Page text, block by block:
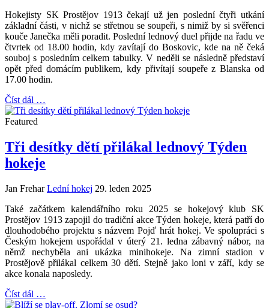
Hokejisty SK Prostějov 1913 čekají už jen poslední čtyři utkání
základní části, v nichž se střetnou se soupeři, s nimiž by si svěřenci
kouče Janečka měli poradit. Poslední lednový duel přijde na řadu ve
čtvrtek od 18.00 hodin, kdy zavítají do Boskovic, kde na ně čeká
souboj s posledním celkem tabulky. V neděli se následně představí
opět před domácím publikem, kdy přivítají soupeře z Blanska od
17.00 hodin.
Číst dál …
Featured
Tři desítky dětí přilákal lednový Týden
hokeje
Jan Frehar Lední hokej 29. leden 2025
Také začátkem kalendářního roku 2025 se hokejový klub SK
Prostějov 1913 zapojil do tradiční akce Týden hokeje, která patří do
dlouhodobého projektu s názvem Pojď hrát hokej. Ve spolupráci s
Českým hokejem uspořádal v úterý 21. ledna zábavný nábor, na
němž nechyběla ani ukázka minihokeje. Na zimní stadion v
Prostějově přilákal celkem 30 dětí. Stejně jako loni v září, kdy se
akce konala naposledy.
Číst dál …